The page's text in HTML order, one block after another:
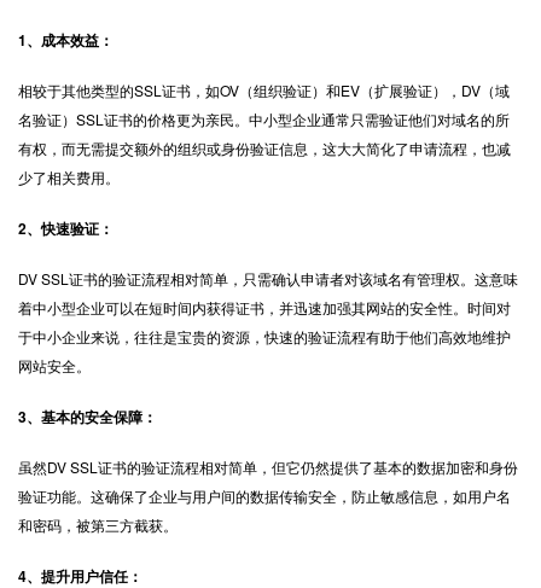
1、成本效益：
相较于其他类型的SSL证书，如OV（组织验证）和EV（扩展验证），DV（域
名验证）SSL证书的价格更为亲民。中小型企业通常只需验证他们对域名的所
有权，而无需提交额外的组织或身份验证信息，这大大简化了申请流程，也减
少了相关费用。
2、快速验证：
DV SSL证书的验证流程相对简单，只需确认申请者对该域名有管理权。这意味
着中小型企业可以在短时间内获得证书，并迅速加强其网站的安全性。时间对
于中小企业来说，往往是宝贵的资源，快速的验证流程有助于他们高效地维护
网站安全。
3、基本的安全保障：
虽然DV SSL证书的验证流程相对简单，但它仍然提供了基本的数据加密和身份
验证功能。这确保了企业与用户间的数据传输安全，防止敏感信息，如用户名
和密码，被第三方截获。
4、提升用户信任：